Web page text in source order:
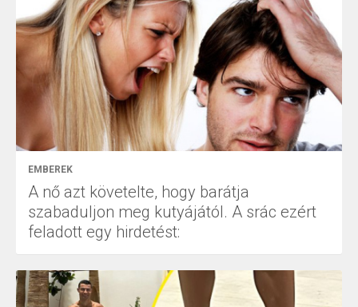
EMBEREK
A nő azt követelte, hogy barátja
szabaduljon meg kutyájától. A srác ezért
feladott egy hirdetést: